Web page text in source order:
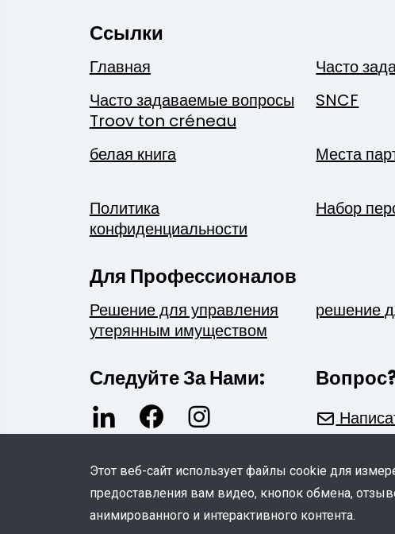
Ссылки
Главная Часто
Часто задаваемые вопросы
Troov ton créneau
SNCF
белая книга Места
Политика
конфиденциальности
Набор
Для Профессионалов
Решение для управления
утерянным имуществом
решение
Следуйте За Нами:
Этот веб-сайт использует файлы cookie для
предоставления вам видео, кнопок обмена,
анимированного и интерактивного контента.